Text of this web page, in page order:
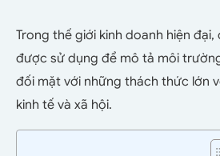
Trong thế giới kinh doanh hiện đại,
được sử dụng để mô tả môi
đối mặt với những thách thức lớn
kinh tế và xã hội.